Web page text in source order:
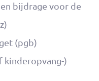
bijdrage voor de
(pgb)
kinderopvang-)